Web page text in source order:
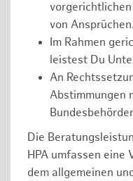
von Ansprüchen.
Im Rahmen
leistest Du
An
Abstimmungen
Die
HPA umfassen eine
dem allgemeinen